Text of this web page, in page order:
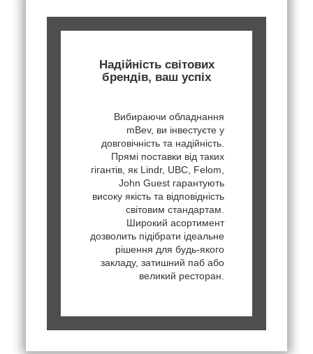
Надійність світових
брендів, ваш успіх
Вибираючи обладнання
mBev, ви інвестуєте у
довговічність та надійність.
Прямі поставки від таких
гігантів, як Lindr, UBC, Felom,
John Guest гарантують
високу якість та відповідність
світовим стандартам.
Широкий асортимент
дозволить підібрати ідеальне
рішення для будь-якого
закладу, затишний паб або
великий ресторан.